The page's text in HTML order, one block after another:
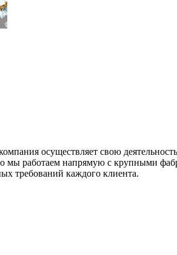
осуществляет свою
мы работаем напрямую с крупными
требований каждого клиента.